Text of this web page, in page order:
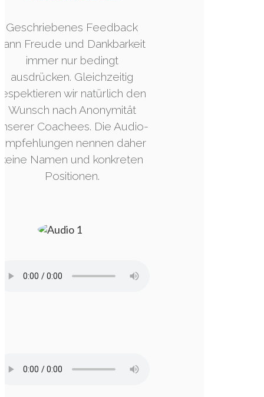
Geschriebenes Feedback
Freude und Dankbarkeit
immer nur bedingt
ausdrücken. Gleichzeitig
wir natürlich den
Wunsch nach Anonymität
Coachees. Die Audio-
nennen daher
keine Namen und konkreten
Positionen.